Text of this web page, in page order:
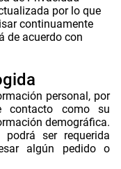
por lo que
continuamente
de acuerdo con
personal, por
contacto como su
demográfica.
ser requerida
algún pedido o